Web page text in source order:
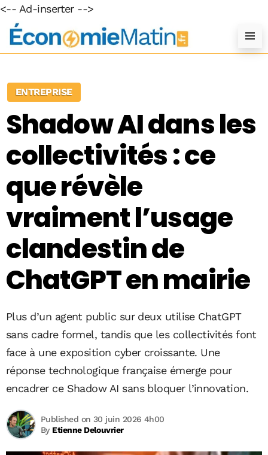
<-- Ad-inserter -->
ENTREPRISE
Shadow AI dans les
collectivités : ce
que révèle
vraiment l’usage
clandestin de
ChatGPT en mairie
Plus d’un agent public sur deux utilise ChatGPT
sans cadre formel, tandis que les collectivités font
face à une exposition cyber croissante. Une
réponse technologique française émerge pour
encadrer ce Shadow AI sans bloquer l’innovation.
By Etienne Delouvrier
Published on 30 juin 2026 4h00